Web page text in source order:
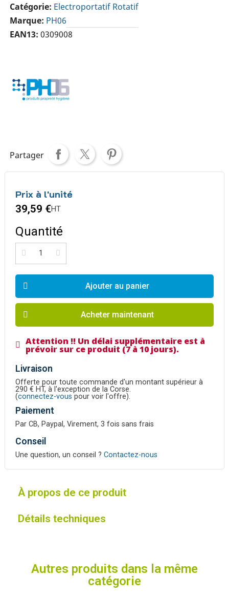
Catégorie Electroportatif Rotatif
Marque PH06
EAN13 0309008
Partager
Prix à l'unité
39,59 €HT
Quantité
Ajouter au panier
Acheter maintenant
Attention !! Un délai supplémentaire est à
prévoir sur ce produit (7 à 10 jours).
Livraison
Offerte pour toute commande d'un montant supérieur à
290 € HT, à l'exception de la Corse.
(connectez-vous pour voir l'offre).
Paiement
Par CB, Paypal, Virement, 3 fois sans frais
Conseil
Une question, un conseil ? Contactez-nous
À propos de ce produit
Détails techniques
Autres produits dans la même
catégorie